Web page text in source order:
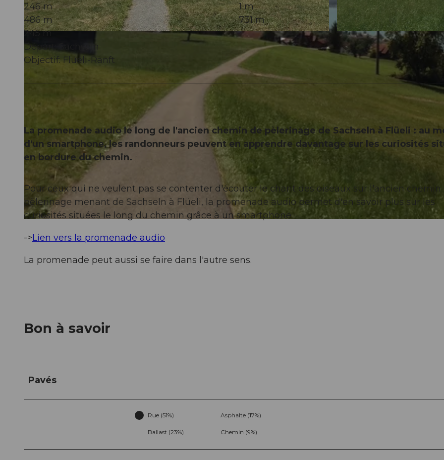
© Obwalden Tourismus, Obwalden Tourismus
246 m
1 m
486 m
731 m
245 m
Départ: Sachseln
Objectif: Flüeli-Ranft
La promenade audio le long de l'ancien chemin de pèlerinage de Sachseln à Flüeli : au
d'un smartphone, les randonneurs peuvent en apprendre davantage sur les curiosités
en bordure du chemin.
Pour ceux qui ne veulent pas se contenter d'écouter le chant des oiseaux sur l'ancien chemin
pèlerinage menant de Sachseln à Flüeli, la promenade audio permet d'en savoir plus sur les
curiosités situées le long du chemin grâce à un smartphone.
->Lien vers la promenade audio
La promenade peut aussi se faire dans l'autre sens.
Bon à savoir
Pavés
Rue (51%) Asphalte (17%)
Ballast (23%) Chemin (9%)